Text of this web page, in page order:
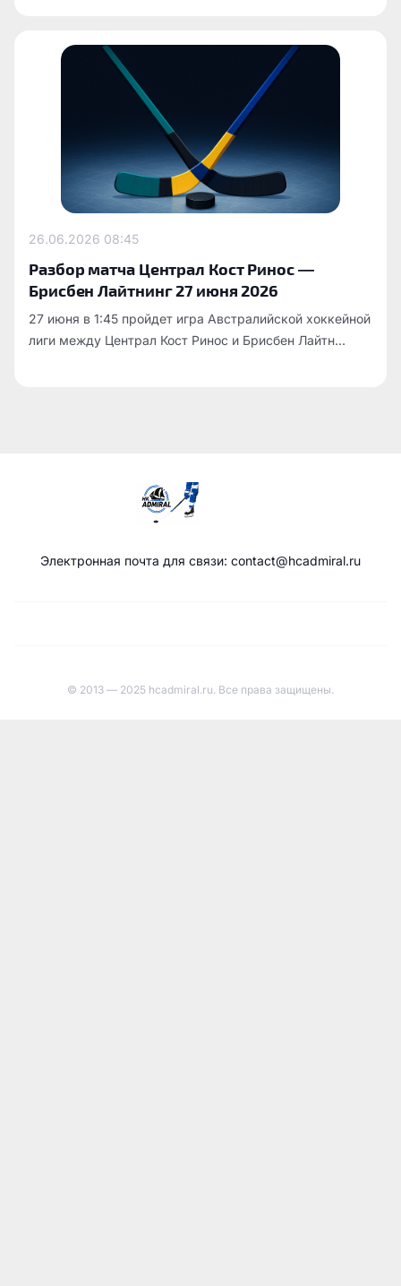
26.06.2026 08:45
Разбор матча Централ Кост Ринос —
Брисбен Лайтнинг 27 июня 2026
27 июня в 1:45 пройдет игра Австралийской хоккейной
лиги между Централ Кост Ринос и Брисбен Лайтн...
Электронная почта для связи: contact@hcadmiral.ru
© 2013 — 2025 hcadmiral.ru. Все права защищены.